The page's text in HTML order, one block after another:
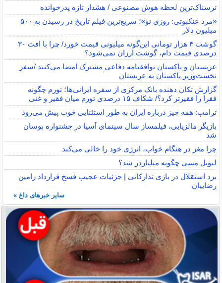
ترسناک‌ترین لحظه هوش مصنوعی / هشدار تازه پدرخوانده
«مرد عنکبوتی: روزی نو»؛ سریع‌ترین فیلم تاریخ در رسیدن به ۵۰۰
میلیون دلار
گوشت ۴ هزار تومانی این‌گونه میلیونی قیمت خورد/ چرا با افت ۳۰
درصدی قیمت دام، گوشت ارزان نمی‌شود؟
عربستان و پاکستان توافقنامه دفاعی مشترک امضا می‌کنند /سفر
نخست‌وزیر پاکستان به عربستان
گزارش تکان‌ دهنده بانک مرکزی از سفره ایرانی‌ها؛ تورم چگونه
فقرا را فقیرتر کرد؟/ شکاف ۱۵ درصدی تورم میان فقیر و غنی
ترامپ: همه چیز درباره ایران به طور استثنایی خوب پیش می‌رود
بازیگر مالزیایی، فیلمساز سال سینمای آسیا در جشنواره بوسان
شد
چرا مغز در هنگام خواب، انرژی خود را خالی می‌کند
لیونل مسی چگونه میلیاردر شد؟
برد استقلال در بازی تدارکاتی | جزئیات عجیب فسخ قرارداد رامین
رضاییان
سایر خبرهای داغ »